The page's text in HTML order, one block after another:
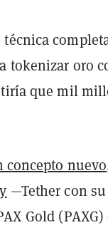
tokenizar oro
que mil
concepto nuevo
—Tether con
Gold